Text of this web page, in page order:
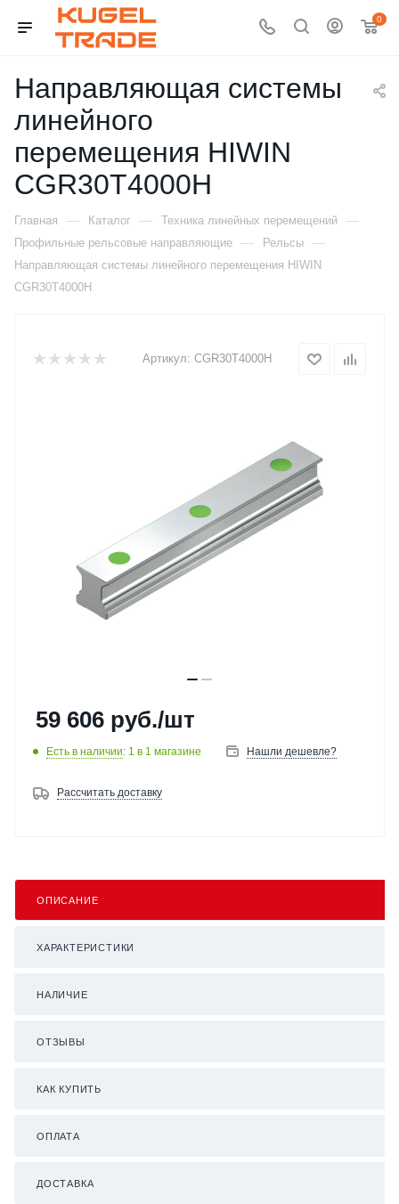
0
Направляющая системы
линейного
перемещения HIWIN
CGR30T4000H
Главная — Каталог — Техника линейных перемещений —
Профильные рельсовые направляющие — Рельсы —
Направляющая системы линейного перемещения HIWIN
CGR30T4000H
Артикул: CGR30T4000H
59 606 руб./шт
Есть в наличии: 1 в 1 магазине Нашли дешевле?
Рассчитать доставку
ОПИСАНИЕ
ХАРАКТЕРИСТИКИ
НАЛИЧИЕ
ОТЗЫВЫ
КАК КУПИТЬ
ОПЛАТА
ДОСТАВКА